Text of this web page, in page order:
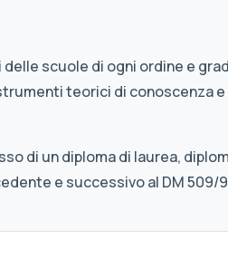
scuole di ogni ordine e
teorici di conoscenza
di un diploma di laurea,
e successivo al DM 509/